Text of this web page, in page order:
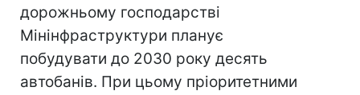
дорожньому господарстві
Мінінфраструктури планує
побудувати до 2030 року десять
автобанів. При цьому пріоритетними